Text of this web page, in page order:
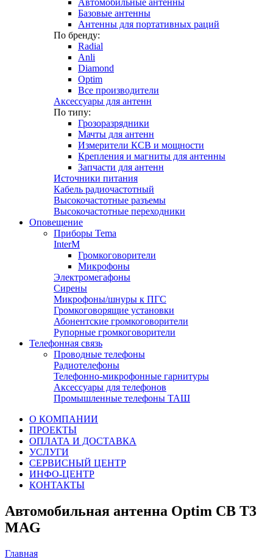
Базовые антенны
Антенны для портативных раций
По бренду:
Radial
Anli
Diamond
Optim
Все производители
Аксессуары для антенн
По типу:
Грозоразрядники
Мачты для антенн
Измерители КСВ и мощности
Крепления и магниты для антенны
Запчасти для антенн
Источники питания
Кабель радиочастотный
Высокочастотные разъемы
Высокочастотные переходники
Оповещение
Приборы Tema
InterM
Громкоговорители
Микрофоны
Электромегафоны
Сирены
Микрофоны/шнуры к ПГС
Громкоговорящие установки
Абонентские громкоговорители
Рупорные громкоговорители
Телефонная связь
Проводные телефоны
Радиотелефоны
Телефонно-микрофонные гарнитуры
Аксессуары для телефонов
Промышленные телефоны ТАШ
О КОМПАНИИ
ПРОЕКТЫ
ОПЛАТА И ДОСТАВКА
УСЛУГИ
СЕРВИСНЫЙ ЦЕНТР
ИНФО-ЦЕНТР
КОНТАКТЫ
Автомобильная антенна Optim CB T3
MAG
Главная